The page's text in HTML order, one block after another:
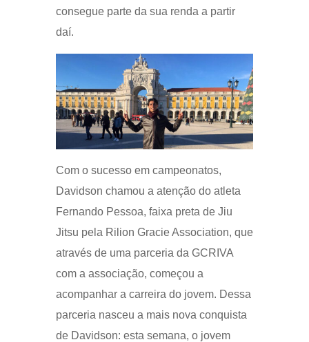
consegue parte da sua renda a partir
daí.
Com o sucesso em campeonatos,
Davidson chamou a atenção do atleta
Fernando Pessoa, faixa preta de Jiu
Jitsu pela Rilion Gracie Association, que
através de uma parceria da GCRIVA
com a associação, começou a
acompanhar a carreira do jovem. Dessa
parceria nasceu a mais nova conquista
de Davidson: esta semana, o jovem